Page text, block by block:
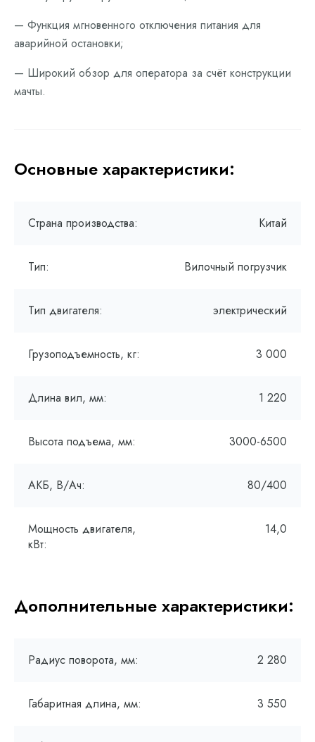
— Функция мгновенного отключения питания для
аварийной остановки;
— Широкий обзор для оператора за счёт конструкции
мачты.
Основные характеристики:
Страна производства: Китай
Тип: Вилочный погрузчик
Тип двигателя: электрический
Грузоподъемность, кг: 3 000
Длина вил, мм: 1 220
Высота подъема, мм: 3000-6500
АКБ, В/Ач: 80/400
Мощность двигателя,
кВт:
14,0
Дополнительные характеристики:
Радиус поворота, мм: 2 280
Габаритная длина, мм: 3 550